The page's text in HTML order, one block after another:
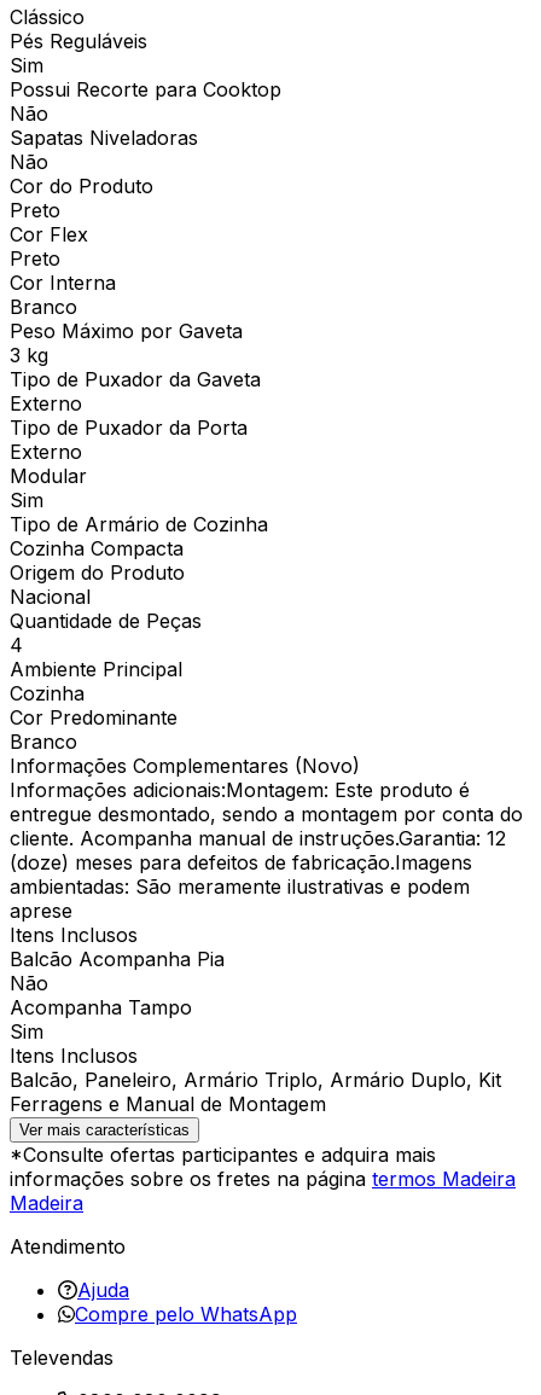
Clássico
Pés Reguláveis
Sim
Possui Recorte para Cooktop
Não
Sapatas Niveladoras
Não
Cor do Produto
Preto
Cor Flex
Preto
Cor Interna
Branco
Peso Máximo por Gaveta
3 kg
Tipo de Puxador da Gaveta
Externo
Tipo de Puxador da Porta
Externo
Modular
Sim
Tipo de Armário de Cozinha
Cozinha Compacta
Origem do Produto
Nacional
Quantidade de Peças
4
Ambiente Principal
Cozinha
Cor Predominante
Branco
Informações Complementares (Novo)
Informações adicionais:Montagem: Este produto é
entregue desmontado, sendo a montagem por conta do
cliente. Acompanha manual de instruções.Garantia: 12
(doze) meses para defeitos de fabricação.Imagens
ambientadas: São meramente ilustrativas e podem
aprese
Itens Inclusos
Balcão Acompanha Pia
Não
Acompanha Tampo
Sim
Itens Inclusos
Balcão, Paneleiro, Armário Triplo, Armário Duplo, Kit
Ferragens e Manual de Montagem
Ver mais características
*Consulte ofertas participantes e adquira mais
informações sobre os fretes na página termos Madeira
Madeira
Atendimento
Ajuda
Compre pelo WhatsApp
Televendas